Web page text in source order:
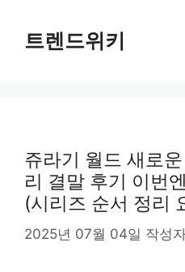
트렌드위키
쥬라기 월드 새로
리 결말 후기 이번
(시리즈 순서 정리
2025년 07월 04일 작성